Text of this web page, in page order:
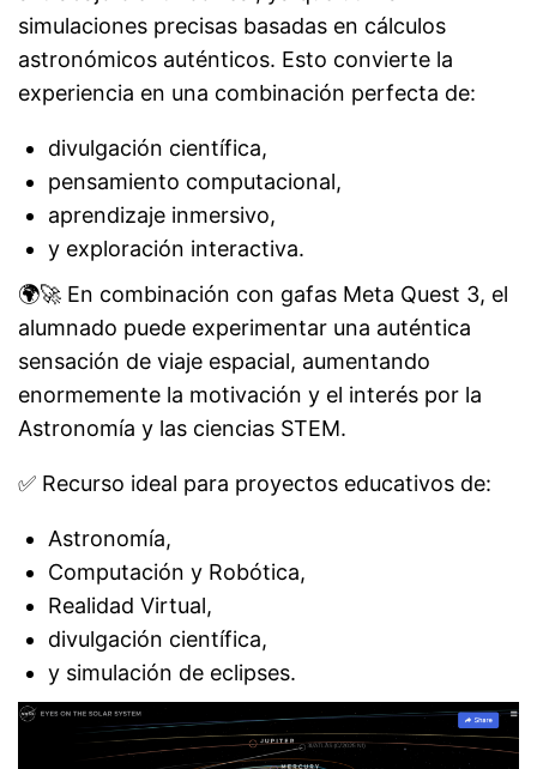
simulaciones precisas basadas en cálculos
astronómicos auténticos. Esto convierte la
experiencia en una combinación perfecta de:
divulgación científica,
pensamiento computacional,
aprendizaje inmersivo,
y exploración interactiva.
🌍🚀 En combinación con gafas Meta Quest 3, el
alumnado puede experimentar una auténtica
sensación de viaje espacial, aumentando
enormemente la motivación y el interés por la
Astronomía y las ciencias STEM.
✅ Recurso ideal para proyectos educativos de:
Astronomía,
Computación y Robótica,
Realidad Virtual,
divulgación científica,
y simulación de eclipses.